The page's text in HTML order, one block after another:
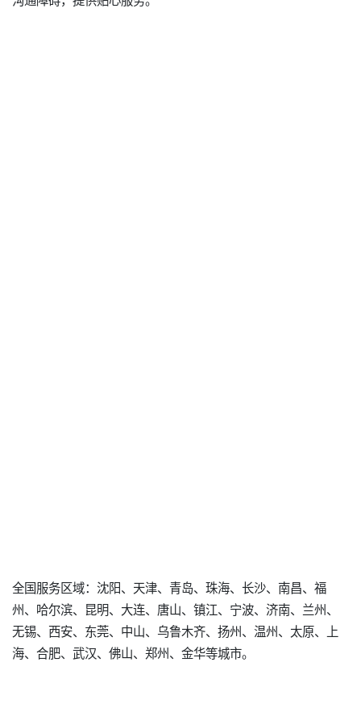
全国服务区域：沈阳、天津、青岛、珠海、长沙、南昌、福
州、哈尔滨、昆明、大连、唐山、镇江、宁波、济南、兰州、
无锡、西安、东莞、中山、乌鲁木齐、扬州、温州、太原、上
海、合肥、武汉、佛山、郑州、金华等城市。